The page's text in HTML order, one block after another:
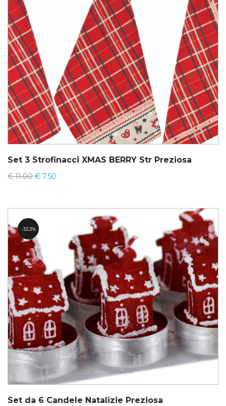
Set 3 Strofinacci XMAS BERRY Str Preziosa
€11.00 € 7.50
33.3%
Set da 6 Candele Natalizie Preziosa